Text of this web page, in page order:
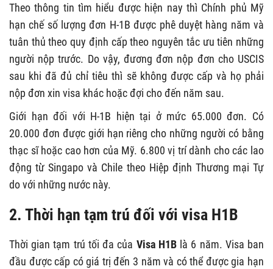
Theo thông tin tìm hiểu được hiện nay thì Chính phủ Mỹ
hạn chế số lượng đơn H-1B được phê duyệt hàng năm và
tuân thủ theo quy định cấp theo nguyên tắc ưu tiên những
người nộp trước. Do vậy, đương đơn nộp đơn cho USCIS
sau khi đã đủ chỉ tiêu thì sẽ không được cấp và họ phải
nộp đơn xin visa khác hoặc đợi cho đến năm sau.
Giới hạn đối với H-1B hiện tại ở mức 65.000 đơn. Có
20.000 đơn được giới hạn riêng cho những người có bằng
thạc sĩ hoặc cao hơn của Mỹ. 6.800 vị trí dành cho các lao
động từ Singapo và Chile theo Hiệp định Thương mại Tự
do với những nước này.
2. Thời hạn tạm trú đối với visa H1B
Thời gian tạm trú tối đa của Visa H1Blà 6 năm. Visa ban
đầu được cấp có giá trị đến 3 năm và có thể được gia hạn